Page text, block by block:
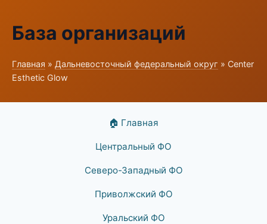
База организаций
Главная » Дальневосточный федеральный округ » Center
Esthetic Glow
🏠 Главная
Центральный ФО
Северо-Западный ФО
Приволжский ФО
Уральский ФО